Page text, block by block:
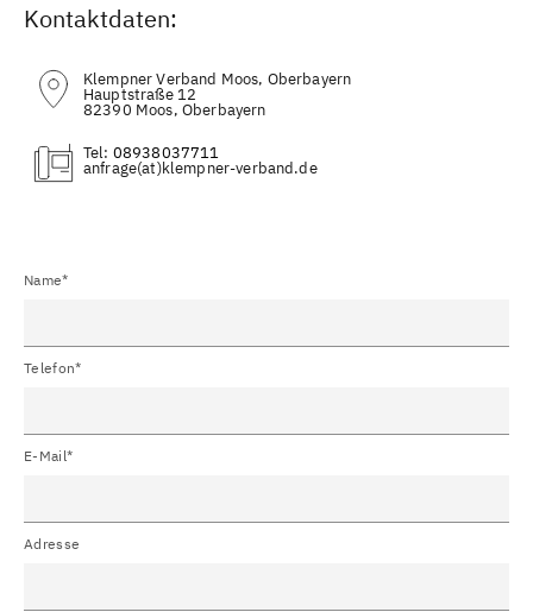
Kontaktdaten:
Klempner Verband Moos, Oberbayern
Hauptstraße 12
82390 Moos, Oberbayern
Tel: 08938037711
(at)
Name*
Telefon*
E-Mail*
Adresse